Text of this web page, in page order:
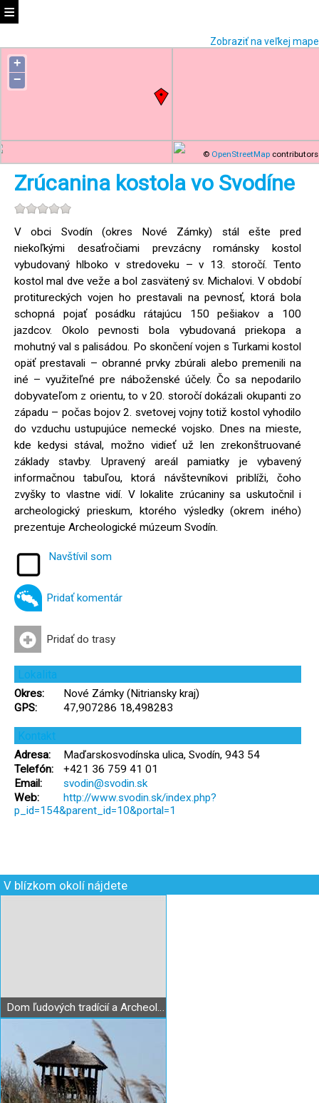
Zobraziť na veľkej mape
+
−
© OpenStreetMap contributors
Zrúcanina kostola vo Svodíne
V obci Svodín (okres Nové Zámky) stál ešte pred
niekoľkými desaťročiami prevzácny románsky kostol
vybudovaný hlboko v stredoveku – v 13. storočí. Tento
kostol mal dve veže a bol zasvätený sv. Michalovi. V období
protitureckých vojen ho prestavali na pevnosť, ktorá bola
schopná pojať posádku rátajúcu 150 pešiakov a 100
jazdcov. Okolo pevnosti bola vybudovaná priekopa a
mohutný val s palisádou. Po skončení vojen s Turkami kostol
opäť prestavali – obranné prvky zbúrali alebo premenili na
iné – využiteľné pre náboženské účely. Čo sa nepodarilo
dobyvateľom z orientu, to v 20. storočí dokázali okupanti zo
západu – počas bojov 2. svetovej vojny totiž kostol vyhodilo
do vzduchu ustupujúce nemecké vojsko. Dnes na mieste,
kde kedysi stával, možno vidieť už len zrekonštruované
základy stavby. Upravený areál pamiatky je vybavený
informačnou tabuľou, ktorá návštevníkovi priblíži, čoho
zvyšky to vlastne vidí. V lokalite zrúcaniny sa uskutočnil i
archeologický prieskum, ktorého výsledky (okrem iného)
prezentuje Archeologické múzeum Svodín.
Navštívil som
Pridať komentár
Pridať do trasy
Lokalita
Okres:
Nové Zámky (Nitriansky kraj)
GPS:
47,907286 18,498283
Kontakt
Adresa:
Maďarskosvodínska ulica, Svodín, 943 54
Telefón:
+421 36 759 41 01
Email:
svodin@svodin.sk
Web:
http://www.svodin.sk/index.php?
p_id=154&parent_id=10&portal=1
V blízkom okolí nájdete
Dom ľudových tradícií a Archeologické múzeum Svodín